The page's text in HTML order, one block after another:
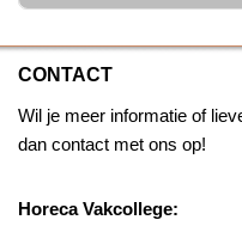
CONTACT
Wil je meer informatie of
dan contact met ons op!
Horeca Vakcollege: